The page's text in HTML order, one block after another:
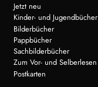
Jetzt neu
Kinder- und Jugendbücher
Bilderbücher
Pappbücher
Sachbilderbücher
Zum Vor- und Selberlesen
Postkarten